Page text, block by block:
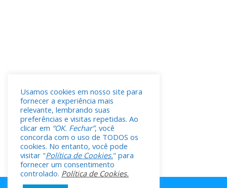
Usamos cookies em nosso site para
fornecer a experiência mais
relevante, lembrando suas
preferências e visitas repetidas. Ao
clicar em “OK. Fechar”, você
concorda com o uso de TODOS os
cookies. No entanto, você pode
visitar "Política de Cookies." para
fornecer um consentimento
controlado. Política de Cookies.